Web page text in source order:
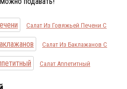
Салат Из Говяжьей Печени С
Салат Из Баклажанов С
Салат Аппетитный